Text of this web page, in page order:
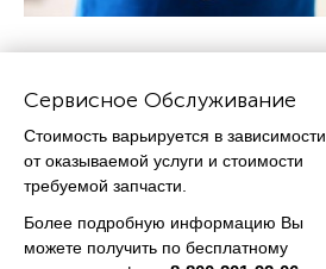
Сервисное Обслуживание
Стоимость варьируется в зависимости
от оказываемой услуги и стоимости
требуемой запчасти.
Более подробную информацию Вы
можете получить по бесплатному